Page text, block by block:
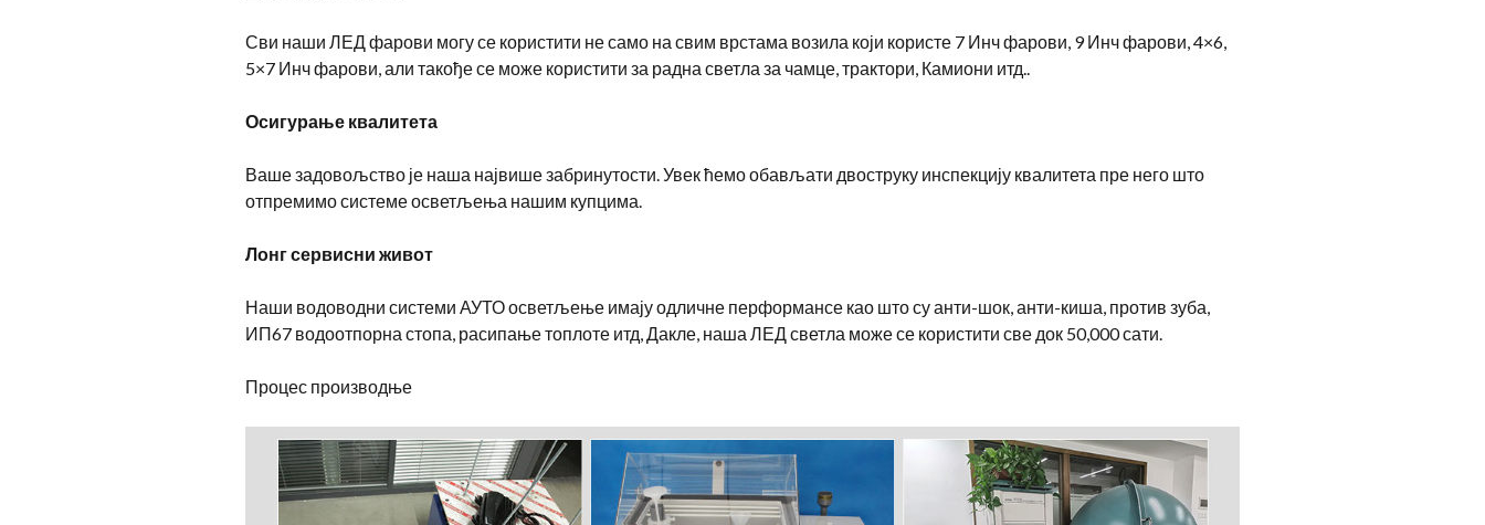
Сви наши ЛЕД фарови могу се користити не само на свим врстама возила који користе 7 Инч фарови, 9 Инч фарови, 4×6,
5×7 Инч фарови, али такође се може користити за радна светла за чамце, трактори, Камиони итд..
Осигурање квалитета
Ваше задовољство је наша највише забринутости. Увек ћемо обављати двоструку инспекцију квалитета пре него што
отпремимо системе осветљења нашим купцима.
Лонг сервисни живот
Наши водоводни системи АУТО осветљење имају одличне перформансе као што су анти-шок, анти-киша, против зуба,
ИП67 водоотпорна стопа, расипање топлоте итд, Дакле, наша ЛЕД светла може се користити све док 50,000 сати.
Процес производње